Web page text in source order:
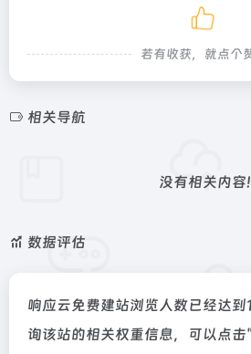
若有收获，就点个
相关导航
没有相关内容!
数据评估
响应云免费建站浏览人数已经达
询该站的相关权重信息，可以点击"